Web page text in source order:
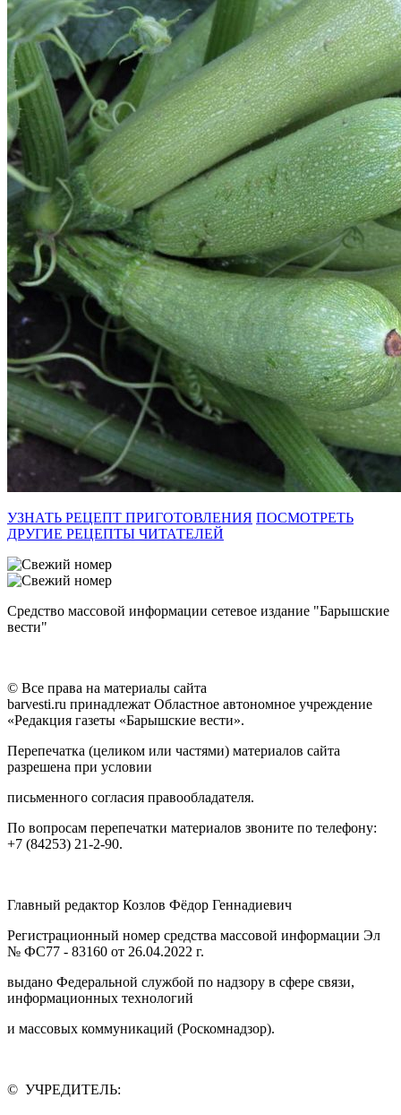
УЗНАТЬ РЕЦЕПТ ПРИГОТОВЛЕНИЯ ПОСМОТРЕТЬ
ДРУГИЕ РЕЦЕПТЫ ЧИТАТЕЛЕЙ
Средство массовой информации сетевое издание "Барышские
вести"
© Все права на материалы сайта
barvesti.ru принадлежат Областное автономное учреждение
«Редакция газеты «Барышские вести».
Перепечатка (целиком или частями) материалов сайта
разрешена при условии
письменного согласия правообладателя.
По вопросам перепечатки материалов звоните по телефону:
+7 (84253) 21-2-90.
Главный редактор Козлов Фёдор Геннадиевич
Регистрационный номер средства массовой информации Эл
№ ФС77 - 83160 от 26.04.2022 г.
выдано Федеральной службой по надзору в сфере связи,
информационных технологий
и массовых коммуникаций (Роскомнадзор).
© УЧРЕДИТЕЛЬ: